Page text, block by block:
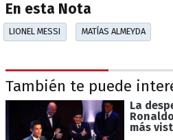
En esta Nota
LIONEL MESSI MATÍAS ALMEYDA
También te puede
La
más